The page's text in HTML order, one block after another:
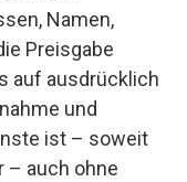
Namen,
Preisgabe
auf ausdrücklich
und
ist – soweit
– auch ohne